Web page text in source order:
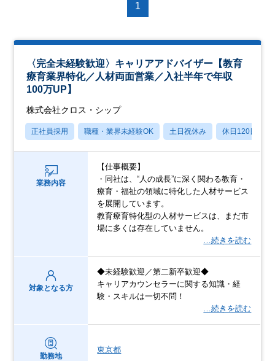
1
〈完全未経験歓迎〉キャリアアドバイザー【教育
療育業界特化／人材両面営業／入社半年で年収
100万UP】
株式会社クロス・シップ
正社員採用 職種・業界未経験OK 土日祝休み 休日120日以上
業務内容
【仕事概要】
・同社は、“人の成長”に深く関わる教育・
療育・福祉の領域に特化した人材サービス
を展開しています。
教育療育特化型の人材サービスは、まだ市
場に多くは存在していません。
…続きを読む
対象となる方
◆未経験歓迎／第二新卒歓迎◆
キャリアカウンセラーに関する知識・経
験・スキルは一切不問！
…続きを読む
勤務地
東京都